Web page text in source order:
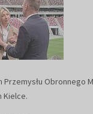
Obronnego
Kielce.